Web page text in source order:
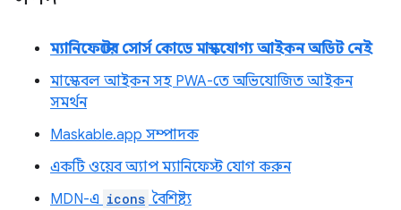
ম্যানিফেস্টের সোর্স কোডে মাস্কযোগ্য আইকন অডিট নেই
মাস্কেবল আইকন সহ PWA-তে অভিযোজিত আইকন
সমর্থন
Maskable.app সম্পাদক
একটি ওয়েব অ্যাপ ম্যানিফেস্ট যোগ করুন
MDN-এ icons বৈশিষ্ট্য